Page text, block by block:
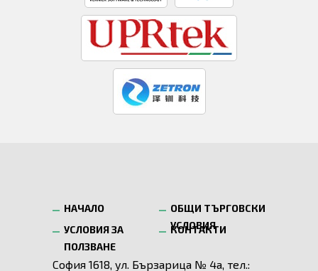
НАЧАЛО
ОБЩИ ТЪРГОВСКИ
УСЛОВИЯ
УСЛОВИЯ ЗА
ПОЛЗВАНЕ
КОНТАКТИ
София 1618, ул. Бързарица № 4а, тел.: